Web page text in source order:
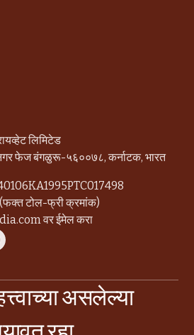
लिमिटेड
फेज बंगळुरू-५६००७८, कर्नाटक, भारत
टोल-फ्री क्रमांक)
वर ईमेल करा
असलेल्या